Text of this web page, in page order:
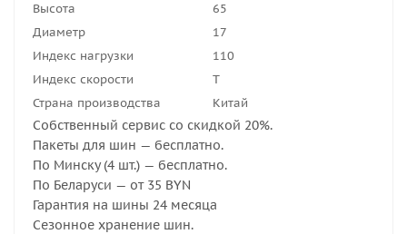
Высота
65
Диаметр
17
Индекс нагрузки
110
Индекс скорости
T
Страна производства
Китай
Собственный сервис со скидкой 20%.
Пакеты для шин — бесплатно.
По Минску (4 шт.) — бесплатно.
По Беларуси — от 35 BYN
Гарантия на шины 24 месяца
Сезонное хранение шин.